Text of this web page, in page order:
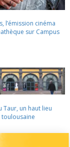
l’émission cinéma
sur Campus
Taur, un haut lieu
toulousaine